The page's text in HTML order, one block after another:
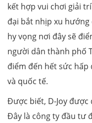
kết hợp vui chơi giải
đại bắt nhịp xu hướng
hy vọng nơi đây sẽ
người dân thành phố
điểm đến hết sức
và quốc tế.
Được biết, D-Joy
Đây là công ty đầu tư